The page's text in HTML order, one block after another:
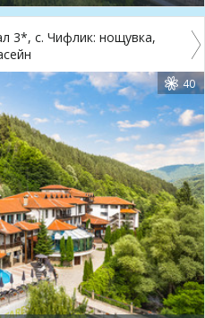
3*, с. Чифлик: нощувка,
40